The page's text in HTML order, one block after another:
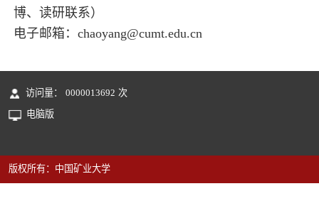
博、读研联系）
电子邮箱： chaoyang@cumt.edu.cn
访问量： 0000013692 次
电脑版
版权所有：中国矿业大学